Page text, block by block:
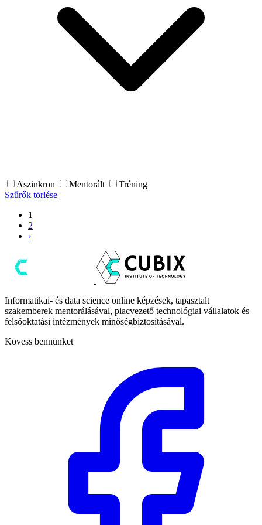
Aszinkron Mentorált
Tréning
Szűrők törlése
1
2
›
Informatikai- és data science online képzések, tapasztalt
szakemberek mentorálásával, piacvezető technológiai vállalatok és
felsőoktatási intézmények minőségbiztosításával.
Kövess bennünket